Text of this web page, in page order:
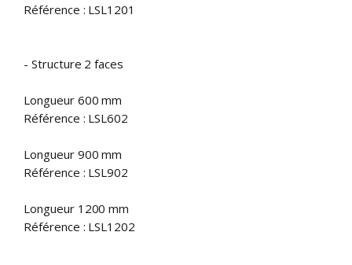
Référence : LSL1201
- Structure 2 faces
Longueur 600 mm
Référence : LSL602
Longueur 900 mm
Référence : LSL902
Longueur 1200 mm
Référence : LSL1202